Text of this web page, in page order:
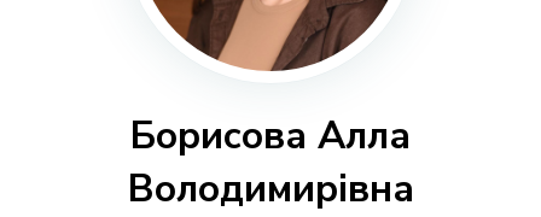
Борисова Алла
Володимирівна